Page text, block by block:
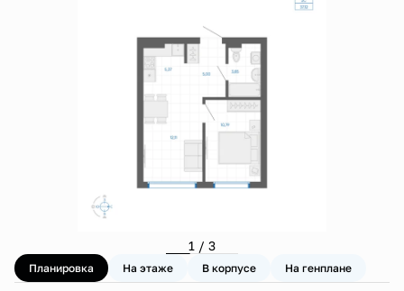
1 / 3
Планировка На этаже В корпусе На генплане